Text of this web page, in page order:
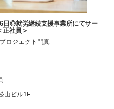
日◎就労継続支援事業所にてサー
正社員＞
ロジェクト門真
山ビル1F